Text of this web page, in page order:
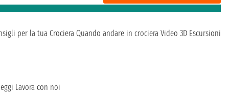
per la tua Crociera Quando andare in crociera Video 3D Escursioni
Lavora con noi